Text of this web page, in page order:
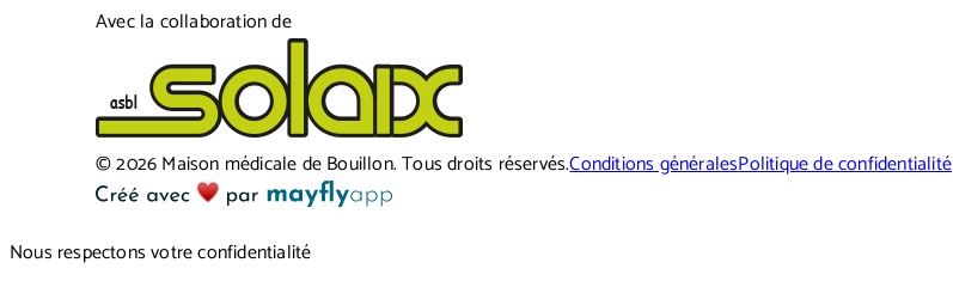
Avec la collaboration de
©2026Maison médicale de Bouillon.Tous droits réservés.Conditions généralesPolitique de confidentialité
Nous respectons votre confidentialité